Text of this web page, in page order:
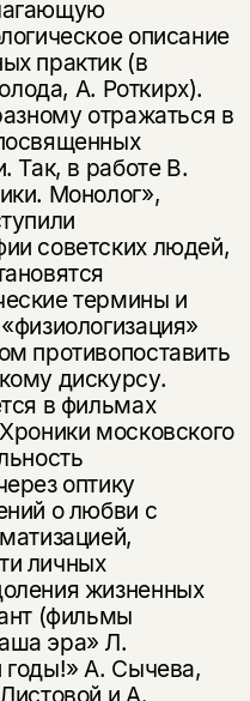
описание
практик (в
А. Роткирх).
отражаться в
Так, в работе В.
Монолог»,
советских людей,
термины и
противопоставить
дискурсу.
в фильмах
московского
оптику
о любви с
личных
жизненных
(фильмы
эра» Л.
А. Сычева,